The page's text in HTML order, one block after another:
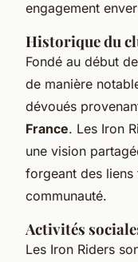
engagement
Historique du
Fondé au début
de manière
dévoués
France. Les Iron
une vision
forgeant des
communauté.
Activités
Les Iron Riders